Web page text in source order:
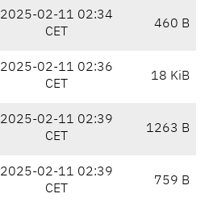
2025-02-11 02:34
CET
460 B
2025-02-11 02:36
CET
18 KiB
2025-02-11 02:39
CET
1263 B
2025-02-11 02:39
CET
759 B